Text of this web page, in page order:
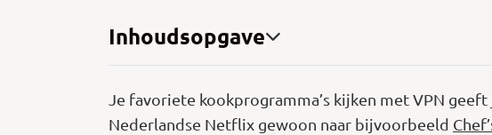
Inhoudsopgave
Je favoriete kookprogramma’s kijken met VPN
Nederlandse Netflix gewoon naar bijvoorbeeld